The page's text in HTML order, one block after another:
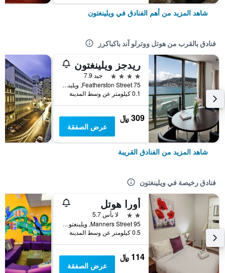
شاهد المزيد من أهم الفنادق في ويلينغتون
فنادق بالقرب من هوتل ووترلو آند باكباكرز
ريدجز ويلينغتون
4 نجوم
جيد 7.9
75 Featherston Street, ويلينغتون, نيوزيلندا
0.1 كيلومتر عن وسط المدينة
309 ﷼
عرض الصفقة
شاهد المزيد من الفنادق القريبة
فنادق رخيصة في ويلينغتون
أورا هوتل
2 نجمتين
لا بأس 5.7
95 Manners Street, ويلينغتون, نيوزيلندا
0.5 كيلومتر عن وسط المدينة
114 ﷼
عرض الصفقة